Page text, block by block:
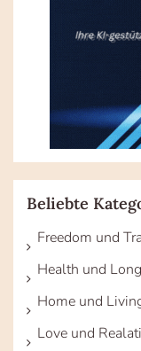
Beliebte
Freedom und
Health und
Home und
Love und